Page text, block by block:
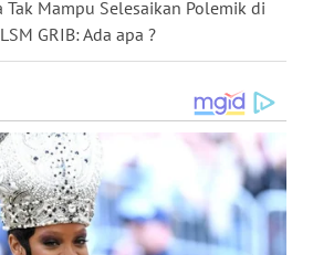
Tak Mampu Selesaikan Polemik di
GRIB: Ada apa ?